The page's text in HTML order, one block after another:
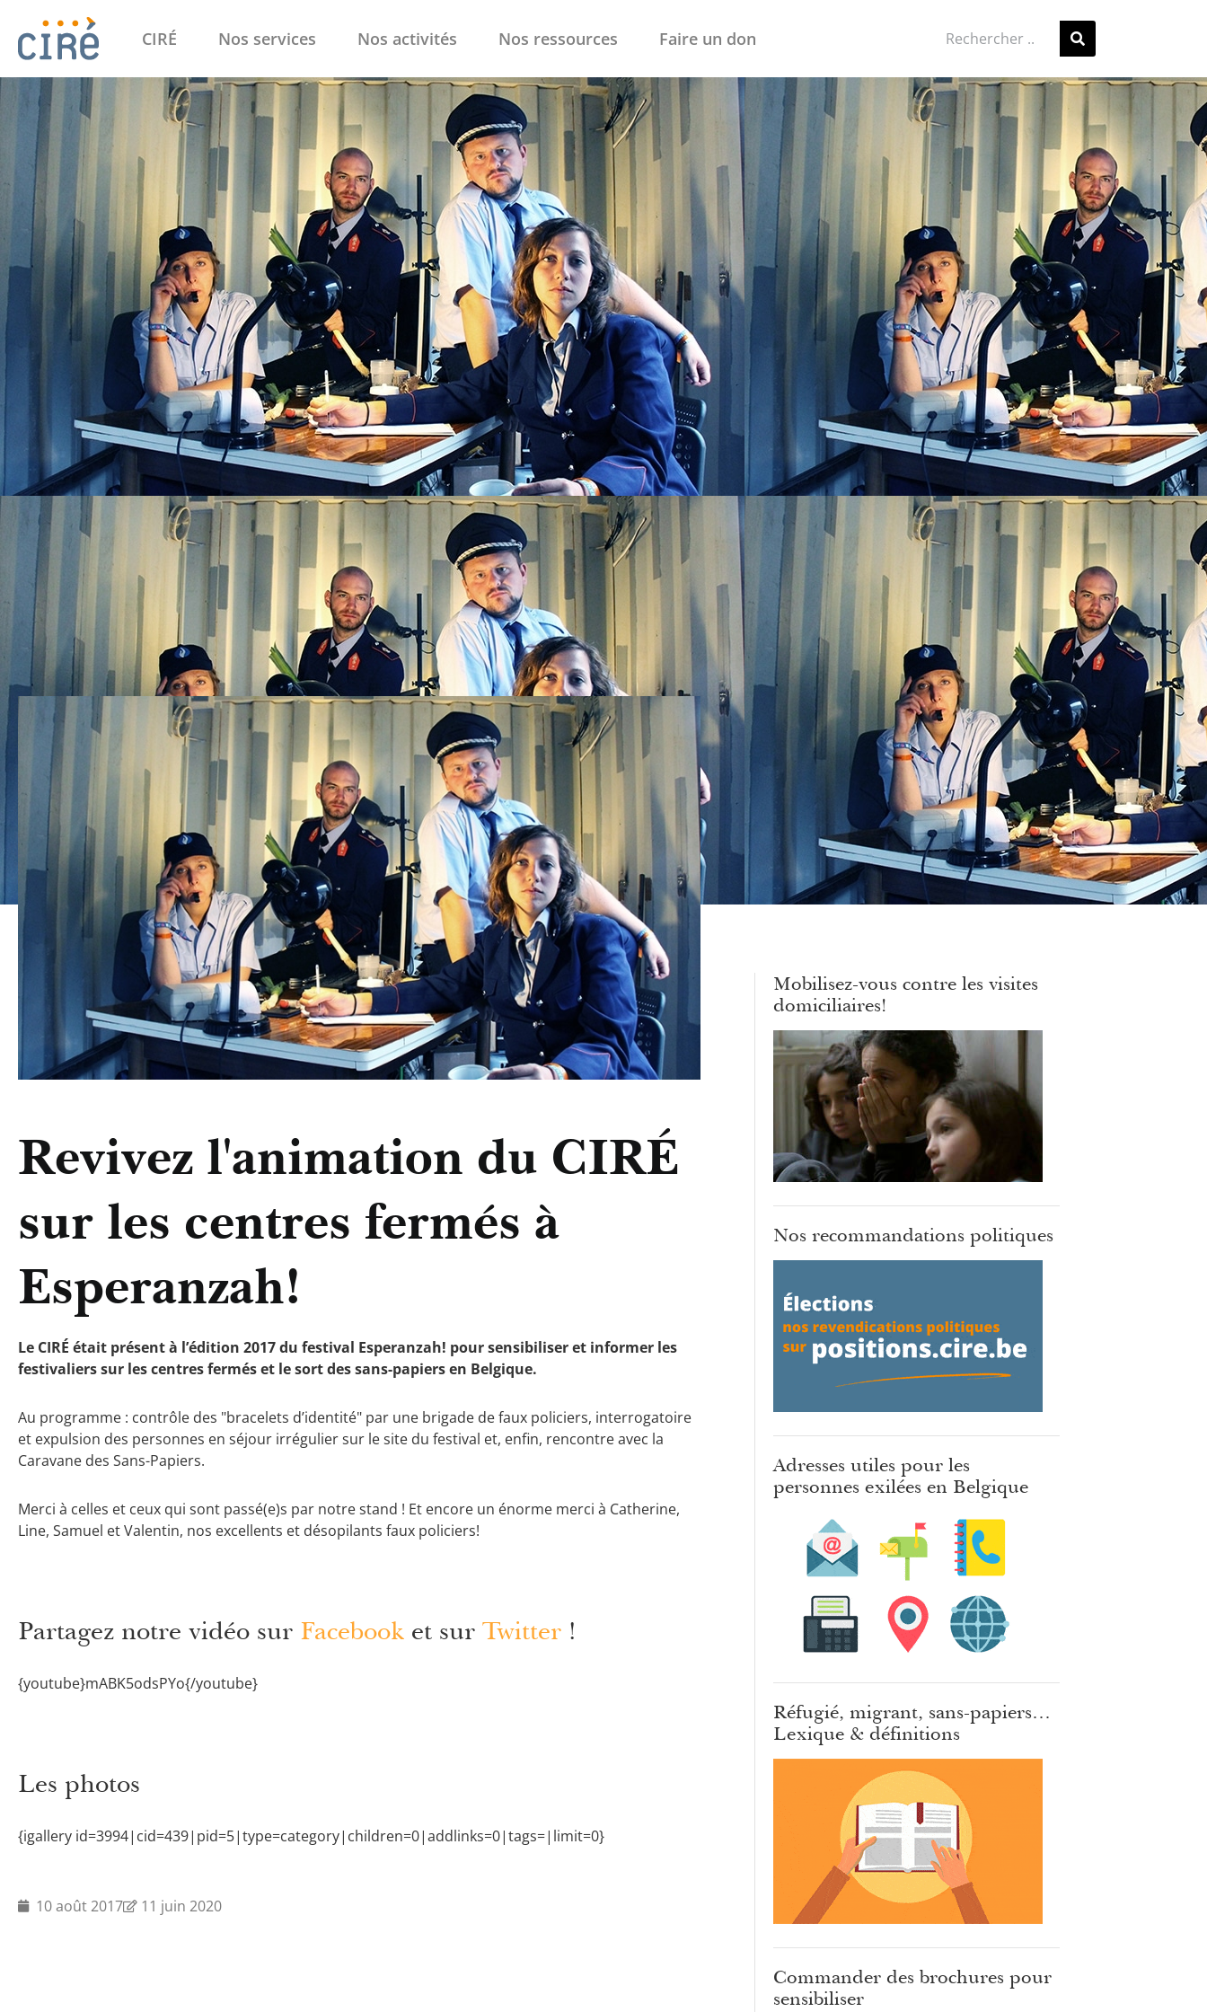
CIRÉ Nos services Nos activités Nos ressources Faire un don
Revivez l'animation du CIRÉ
sur les centres fermés à
Esperanzah!
Le CIRÉ était présent à l’édition 2017 du festival Esperanzah! pour sensibiliser et informer les
festivaliers sur les centres fermés et le sort des sans-papiers en Belgique.
Au programme : contrôle des "bracelets d’identité" par une brigade de faux policiers, interrogatoire
et expulsion des personnes en séjour irrégulier sur le site du festival et, enfin, rencontre avec la
Caravane des Sans-Papiers.
Merci à celles et ceux qui sont passé(e)s par notre stand ! Et encore un énorme merci à Catherine,
Line, Samuel et Valentin, nos excellents et désopilants faux policiers!
Partagez notre vidéo sur Facebook et sur Twitter !
{youtube}mABK5odsPYo{/youtube}
Les photos
{igallery id=3994|cid=439|pid=5|type=category|children=0|addlinks=0|tags=|limit=0}
10 août 2017 11 juin 2020
Mobilisez-vous contre les visites
domiciliaires!
Nos recommandations politiques
Adresses utiles pour les
personnes exilées en Belgique
Réfugié, migrant, sans-papiers…
Lexique & définitions
Commander des brochures pour
sensibiliser